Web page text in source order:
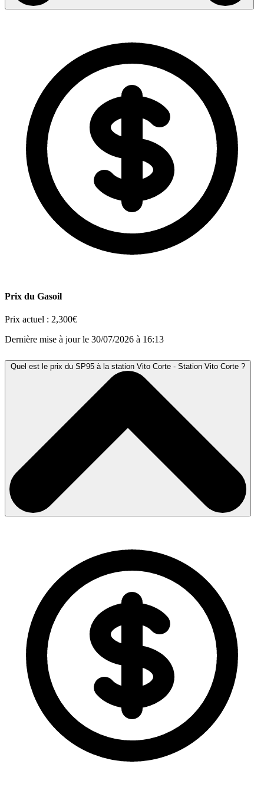
Prix du Gasoil
Prix actuel : 2,300€
Dernière mise à jour le 30/07/2026 à 16:13
Quel est le prix du SP95 à la station Vito Corte - Station Vito Corte ?